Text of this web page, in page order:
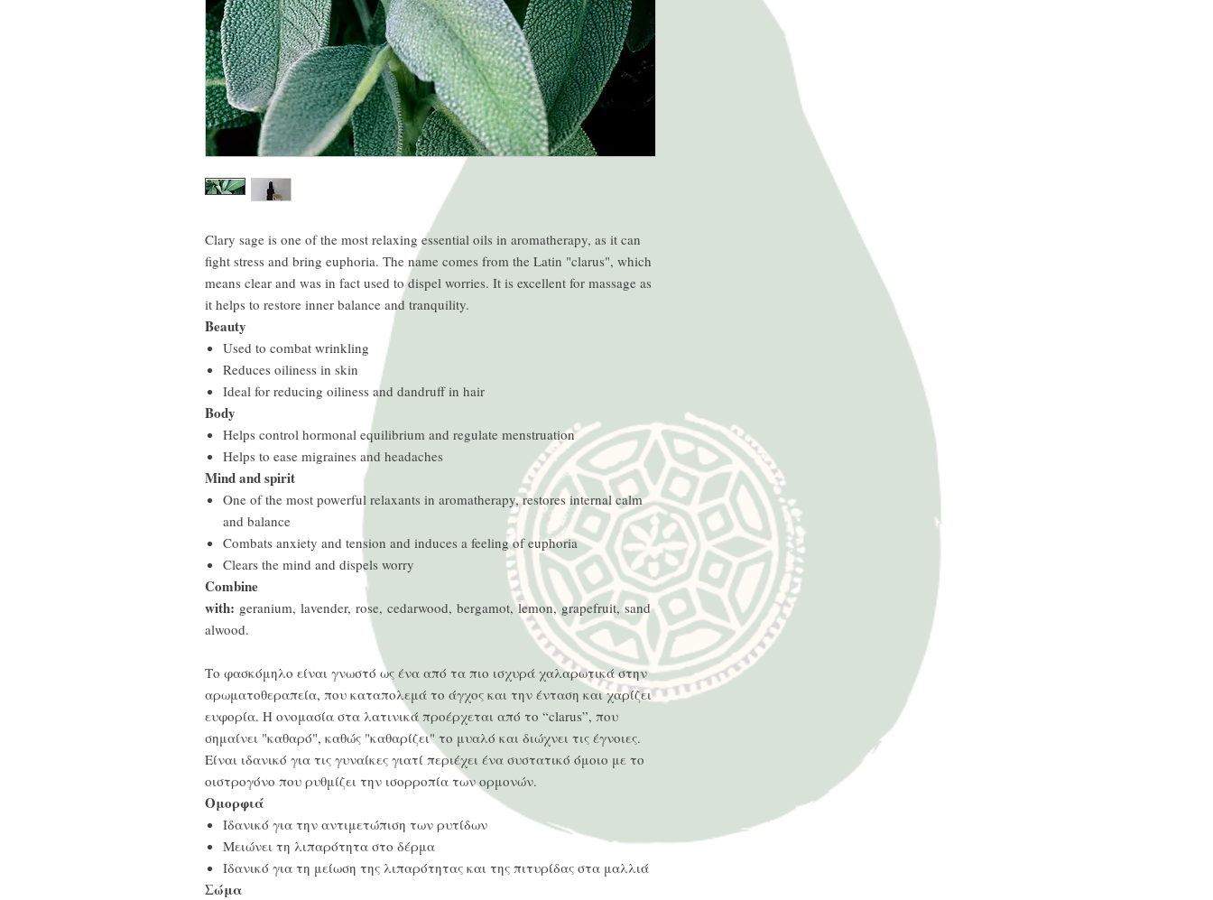
Clary sage is one of the most relaxing essential oils in aromatherapy, as it can
fight stress and bring euphoria. The name comes from the Latin "clarus", which
means clear and was in fact used to dispel worries. It is excellent for massage as
it helps to restore inner balance and tranquility.
Beauty
Used to combat wrinkling
Reduces oiliness in skin
Ideal for reducing oiliness and dandruff in hair
Body
Helps control hormonal equilibrium and regulate menstruation
Helps to ease migraines and headaches
Mind and spirit
One of the most powerful relaxants in aromatherapy, restores internal calm
and balance
Combats anxiety and tension and induces a feeling of euphoria
Clears the mind and dispels worry
Combine
with: geranium, lavender, rose, cedarwood, bergamot, lemon, grapefruit, sand
alwood.
Το φασκόμηλο είναι γνωστό ως ένα από τα πιο ισχυρά χαλαρωτικά στην
αρωματοθεραπεία, που καταπολεμά το άγχος και την ένταση και χαρίζει
ευφορία. Η ονομασία στα λατινικά προέρχεται από το “clarus”, που
σημαίνει "καθαρό", καθώς "καθαρίζει" το μυαλό και διώχνει τις έγνοιες.
Είναι ιδανικό για τις γυναίκες γιατί περιέχει ένα συστατικό όμοιο με το
οιστρογόνο που ρυθμίζει την ισορροπία των ορμονών.
Ομορφιά
Ιδανικό για την αντιμετώπιση των ρυτίδων
Μειώνει τη λιπαρότητα στο δέρμα
Ιδανικό για τη μείωση της λιπαρότητας και της πιτυρίδας στα μαλλιά
Σώμα